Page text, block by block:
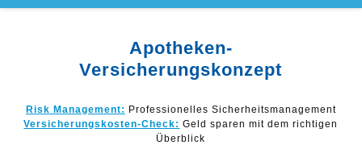
Apotheken-
Versicherungskonzept
Risk Management: Professionelles Sicherheitsmanagement
Versicherungskosten-Check: Geld sparen mit dem richtigen
Überblick